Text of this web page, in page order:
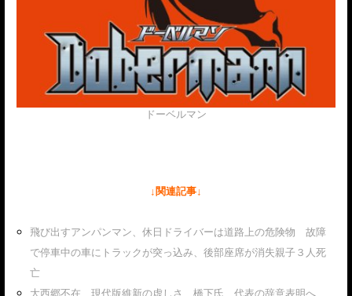
ドーベルマン
↓関連記事↓
飛び出すアンパンマン、休日ドライバーは道路上の危険物 故障
で停車中の車にトラックが突っ込み、後部座席が消失親子３人死
亡
大西郷不在、現代版維新の虚しさ 橋下氏、代表の辞意表明へ